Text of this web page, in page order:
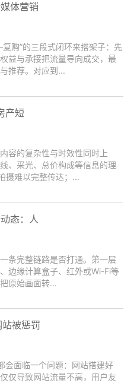
体营销
购”的三段式闭环来搭架子：先
益与承接把流量导向成交，最
推荐。对应到...
产短
容的复杂性与时效性同时上
、采光、总价构成等信息的理
摄难以完整传达；...
态：人
条完整链路是否打通。第一层
边缘计算盒子、红外或Wi-Fi等
原始画面转...
被惩罚
会面临一个问题：网站搭建好
仅导致网站流量不高，用户友